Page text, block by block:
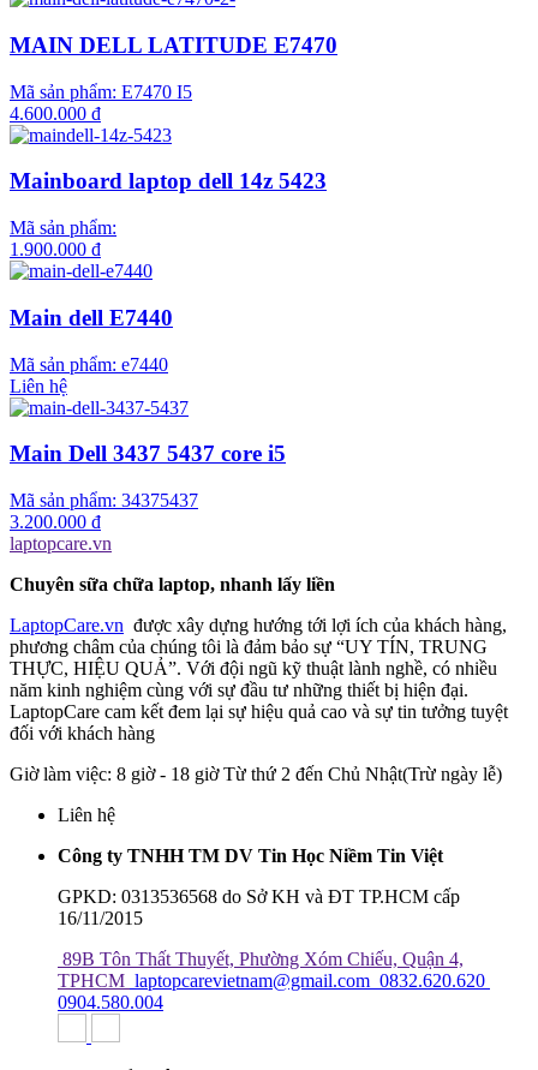
MAIN DELL LATITUDE E7470
Mã sản phẩm: E7470 I5
4.600.000 đ
Mainboard laptop dell 14z 5423
Mã sản phẩm:
1.900.000 đ
Main dell E7440
Mã sản phẩm: e7440
Liên hệ
Main Dell 3437 5437 core i5
Mã sản phẩm: 34375437
3.200.000 đ
laptopcare.vn
Chuyên sữa chữa laptop, nhanh lấy liền
LaptopCare.vn được xây dựng hướng tới lợi ích của khách hàng,
phương châm của chúng tôi là đảm bảo sự “UY TÍN, TRUNG
THỰC, HIỆU QUẢ”. Với đội ngũ kỹ thuật lành nghề, có nhiều
năm kinh nghiệm cùng với sự đầu tư những thiết bị hiện đại.
LaptopCare cam kết đem lại sự hiệu quả cao và sự tin tưởng tuyệt
đối với khách hàng
Giờ làm việc: 8 giờ - 18 giờ Từ thứ 2 đến Chủ Nhật(Trừ ngày lễ)
Liên hệ
Công ty TNHH TM DV Tin Học Niềm Tin Việt
GPKD: 0313536568 do Sở KH và ĐT TP.HCM cấp
16/11/2015
89B Tôn Thất Thuyết, Phường Xóm Chiếu, Quận 4,
TPHCM laptopcarevietnam@gmail.com 0832.620.620
0904.580.004